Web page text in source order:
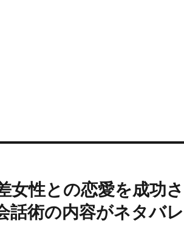
女性との恋愛を成功
話術の内容がネタバレ